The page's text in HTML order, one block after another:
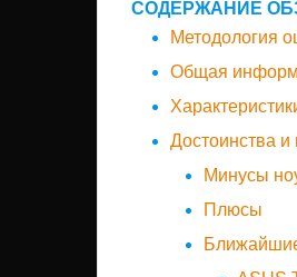
СОДЕРЖАНИЕ
Методология
Общая
Достоинства и
Минусы
Плюсы